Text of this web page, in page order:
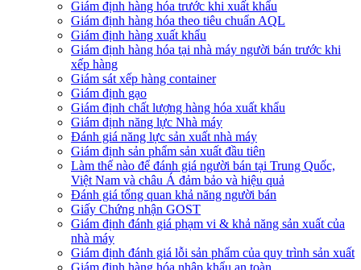
Giám định hàng hóa trước khi xuất khẩu
Giám định hàng hóa theo tiêu chuẩn AQL
Giám định hàng xuất khẩu
Giám định hàng hóa tại nhà máy người bán trước khi
xếp hàng
Giám sát xếp hàng container
Giám định gạo
Giám định chất lượng hàng hóa xuất khẩu
Giám định năng lực Nhà máy
Đánh giá năng lực sản xuất nhà máy
Giám định sản phẩm sản xuất đầu tiên
Làm thế nào để đánh giá người bán tại Trung Quốc,
Việt Nam và châu Á đảm bảo và hiệu quả
Đánh giá tổng quan khả năng người bán
Giấy Chứng nhận GOST
Giám định đánh giá phạm vi & khả năng sản xuất của
nhà máy
Giám định đánh giá lỗi sản phẩm của quy trình sản xuất
Giám định hàng hóa nhập khẩu an toàn